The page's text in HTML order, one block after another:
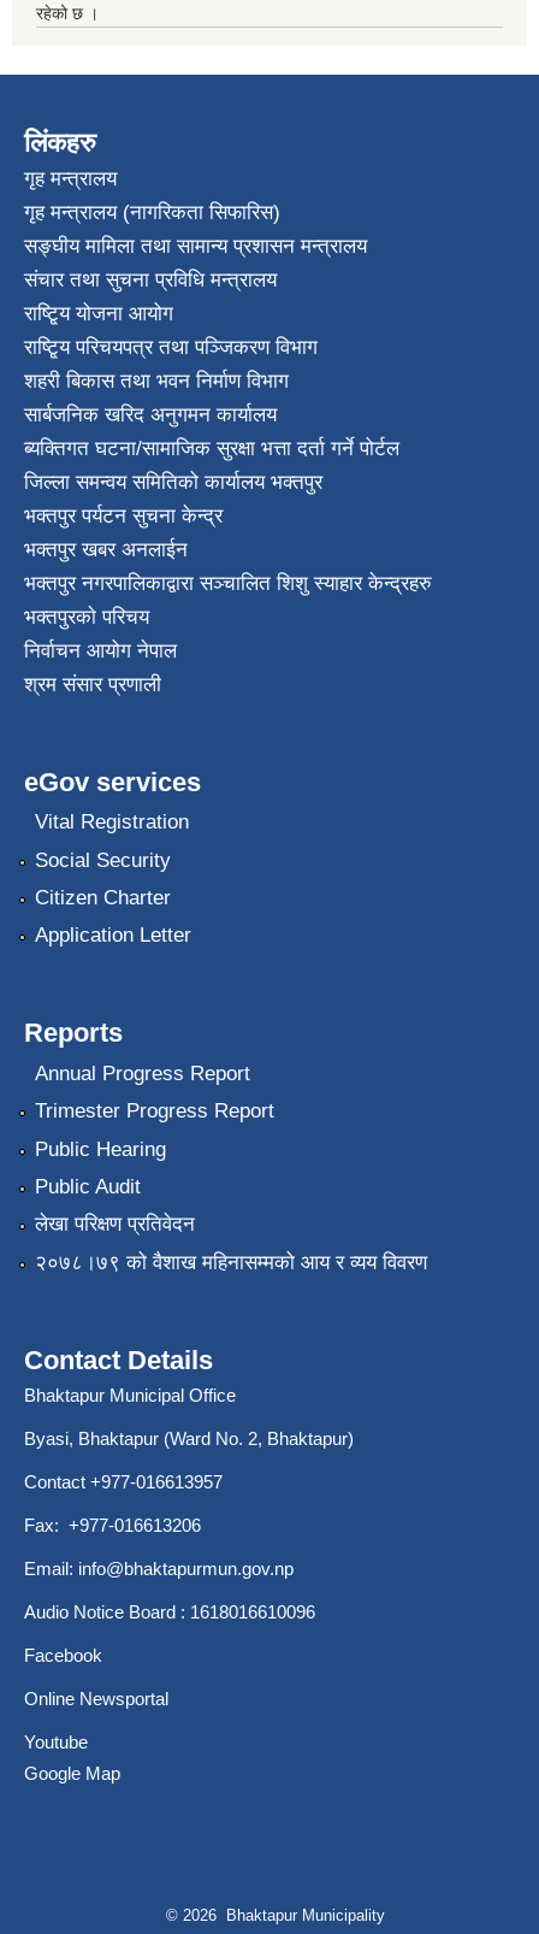
रहेको छ ।
लिंकहरु
गृह मन्त्रालय
गृह मन्त्रालय (नागरिकता सिफारिस)
सङ्घीय मामिला तथा सामान्य प्रशासन मन्त्रालय
संचार तथा सुचना प्रविधि मन्त्रालय
राष्टि्ृय योजना आयोग
राष्टि्ृय परिचयपत्र तथा पञ्जिकरण विभाग
शहरी बिकास तथा भवन निर्माण विभाग
सार्बजनिक खरिद अनुगमन कार्यालय
ब्यक्तिगत घटना/सामाजिक सुरक्षा भत्ता दर्ता गर्ने पोर्टल
जिल्ला समन्वय समितिको कार्यालय भक्तपुर
भक्तपुर पर्यटन सुचना केन्द्र
भक्तपुर खबर अनलाईन
भक्तपुर नगरपालिकाद्वारा सञ्चालित शिशु स्याहार केन्द्रहरु
भक्तपुरकाे परिचय
निर्वाचन आयोग नेपाल
श्रम संसार प्रणाली
eGov services
Vital Registration
Social Security
Citizen Charter
Application Letter
Reports
Annual Progress Report
Trimester Progress Report
Public Hearing
Public Audit
लेखा परिक्षण प्रतिवेदन
२०७८।७९ को वैशाख महिनासम्मको आय र व्यय विवरण
Contact Details
Bhaktapur Municipal Office
Byasi, Bhaktapur (Ward No. 2, Bhaktapur)
Contact +977-016613957
Fax: +977-016613206
Email: info@bhaktapurmun.gov.np
Audio Notice Board : 1618016610096
Facebook
Online Newsportal
Youtube
Google Map
© 2026 Bhaktapur Municipality